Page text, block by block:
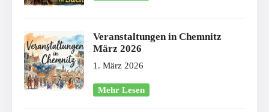
Veranstaltungen in Chemnitz
März 2026
1. März 2026
Mehr Lesen